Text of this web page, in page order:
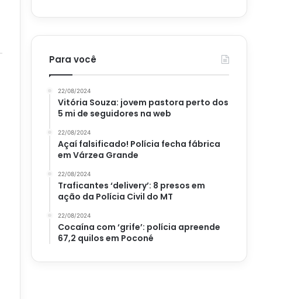
Para você
22/08/2024
Vitória Souza: jovem pastora perto dos
5 mi de seguidores na web
22/08/2024
Açaí falsificado! Polícia fecha fábrica
em Várzea Grande
22/08/2024
Traficantes ‘delivery’: 8 presos em
ação da Polícia Civil do MT
22/08/2024
Cocaína com ‘grife’: polícia apreende
67,2 quilos em Poconé